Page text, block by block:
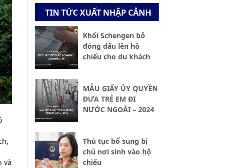
và
TIN TỨC XUẤT NHẬP CẢNH
Khối Schengen bỏ
đóng dấu lên hộ
chiếu cho du khách
MẪU GIẤY ỦY QUYỀN
ĐƯA TRẺ EM ĐI
NƯỚC NGOÀI – 2024
Thủ tục bổ sung bị
chú nơi sinh vào hộ
chiếu